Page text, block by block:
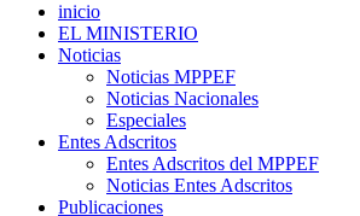
inicio
EL MINISTERIO
Noticias
Noticias MPPEF
Noticias Nacionales
Especiales
Entes Adscritos
Entes Adscritos del MPPEF
Noticias Entes Adscritos
Publicaciones